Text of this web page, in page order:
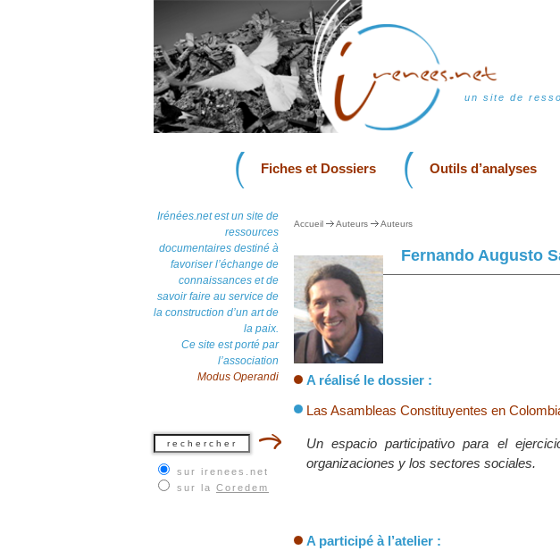
un site de
Fiches et Dossiers Outils d’analyses
Irénées.net est un site de
ressources
documentaires destiné à
favoriser l’échange de
connaissances et de
savoir faire au service de
la construction d’un art de
la paix.
Ce site est porté par
l’association
Modus Operandi
sur irenees.net
sur la Coredem
Accueil Auteurs Auteurs
Fernando Augusto
A réalisé le dossier :
Las Asambleas Constituyentes en
Un espacio participativo para el
organizaciones y los sectores sociales.
A participé à l’atelier :